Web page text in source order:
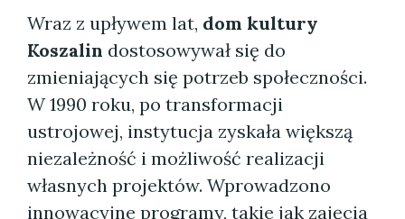
Wraz z upływem lat, dom kultury
Koszalin dostosowywał się do
zmieniających się potrzeb społeczności.
W 1990 roku, po transformacji
ustrojowej, instytucja zyskała większą
niezależność i możliwość realizacji
własnych projektów. Wprowadzono
innowacyjne programy, takie jak zajęcia